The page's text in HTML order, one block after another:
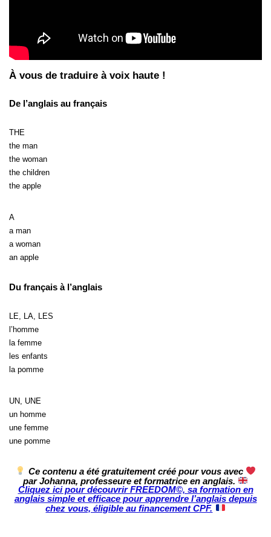
À vous de traduire à voix haute !
De l’anglais au français
THE
the man
the woman
the children
the apple
A
a man
a woman
an apple
Du français à l’anglais
LE, LA, LES
l’homme
la femme
les enfants
la pomme
UN, UNE
un homme
une femme
une pomme
Ce contenu a été gratuitement créé pour vous avec
par Johanna, professeure et formatrice en anglais.
Cliquez ici pour découvrir FREEDOM©, sa formation en
anglais simple et efficace pour apprendre l’anglais depuis
chez vous, éligible au financement CPF.